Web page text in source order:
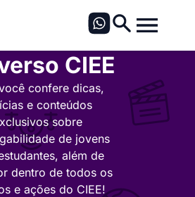
CIEE
confere dicas,
e conteúdos
sobre
de jovens
além de
dentro de todos os
e ações do CIEE!